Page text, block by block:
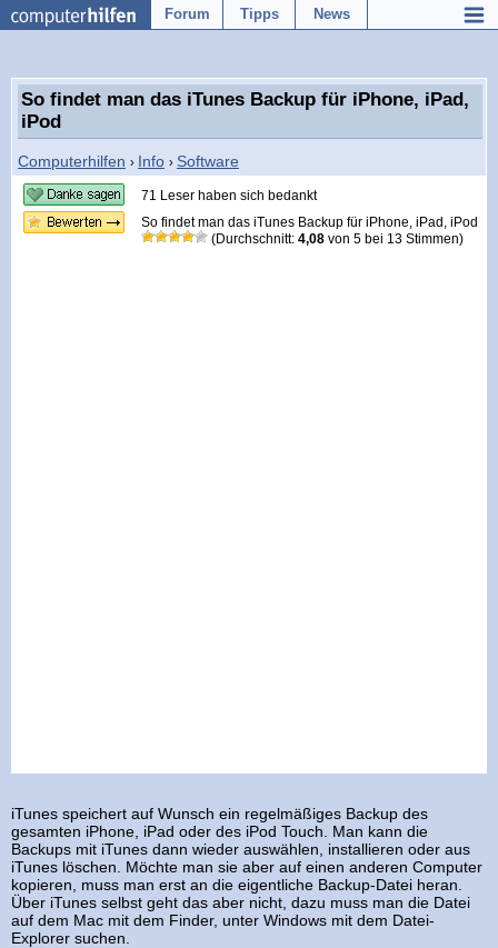
Forum Tipps News
So findet man das iTunes Backup für iPhone, iPad,
iPod
Computerhilfen › Info › Software
71 Leser haben sich bedankt
So findet man das iTunes Backup für iPhone, iPad, iPod
(Durchschnitt: 4,08 von 5 bei 13 Stimmen)
iTunes speichert auf Wunsch ein regelmäßiges Backup des
gesamten iPhone, iPad oder des iPod Touch. Man kann die
Backups mit iTunes dann wieder auswählen, installieren oder aus
iTunes löschen. Möchte man sie aber auf einen anderen Computer
kopieren, muss man erst an die eigentliche Backup-Datei heran.
Über iTunes selbst geht das aber nicht, dazu muss man die Datei
auf dem Mac mit dem Finder, unter Windows mit dem Datei-
Explorer suchen.